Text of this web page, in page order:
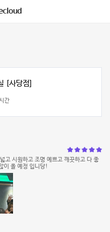
[사당점]
간
고 시원하고 조명 예쁘고 깨끗하고 다 좋
이 올 예정 입니당!